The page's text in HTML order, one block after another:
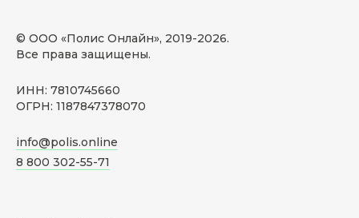
© ООО «Полис Онлайн», 2019-2026.
Все права защищены.
ИНН: 7810745660
ОГРН: 1187847378070
info@polis.online
8 800 302-55-71